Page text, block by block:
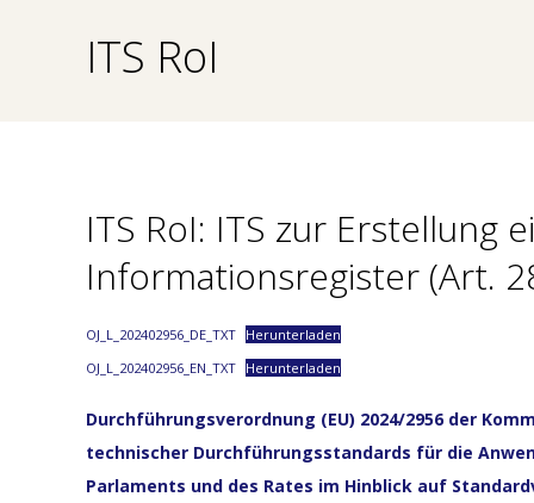
ITS RoI
ITS RoI: ITS zur Erstellung
Informationsregister (Art.
OJ_L_202402956_DE_TXT Herunterladen
OJ_L_202402956_EN_TXT Herunterladen
Durchführungsverordnung (EU) 2024/2956 der
technischer Durchführungsstandards für die
Parlaments und des Rates im Hinblick auf